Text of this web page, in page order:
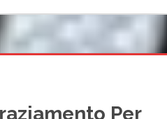
Per